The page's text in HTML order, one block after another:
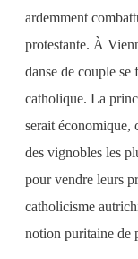
ardemment
protestante. À
danse de couple
catholique. La
serait économique,
des vignobles les
pour vendre leurs
catholicisme
notion puritaine de